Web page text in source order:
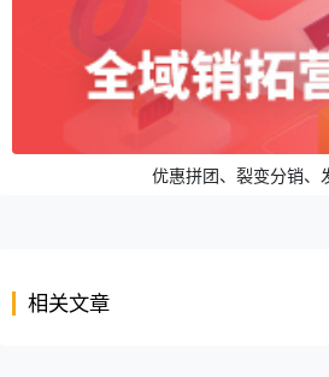
优惠拼团、裂变分销、
相关文章